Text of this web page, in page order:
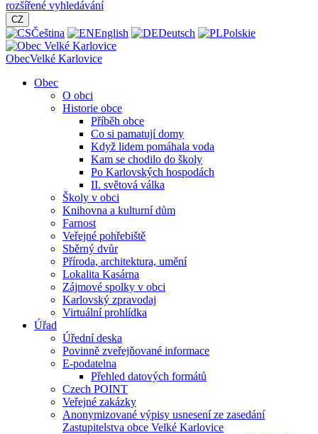
rozšířené vyhledávání
CZ
Čeština English Deutsch Polskie
ObecVelké Karlovice
Obec
O obci
Historie obce
Příběh obce
Co si pamatují domy
Když lidem pomáhala voda
Kam se chodilo do školy
Po Karlovských hospodách
II. světová válka
Školy v obci
Knihovna a kulturní dům
Farnost
Veřejné pohřebiště
Sběrný dvůr
Příroda, architektura, umění
Lokalita Kasárna
Zájmové spolky v obci
Karlovský zpravodaj
Virtuální prohlídka
Úřad
Úřední deska
Povinně zveřejňované informace
E-podatelna
Přehled datových formátů
Czech POINT
Veřejné zakázky
Anonymizované výpisy usnesení ze zasedání
Zastupitelstva obce Velké Karlovice